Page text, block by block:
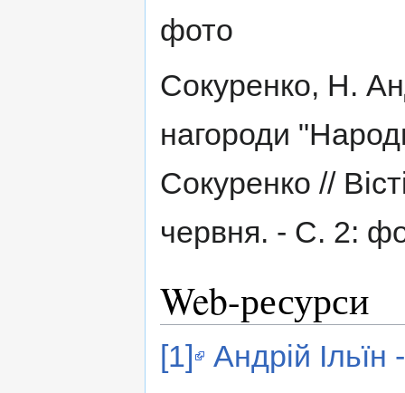
фото
Сокуренко, Н.
нагороди
Сокуренко //
червня. - С. 2:
Web-ресурси
[1]
Андрій